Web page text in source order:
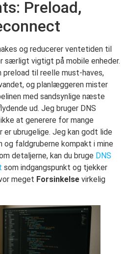
Preload,
og reducerer ventetiden til
særligt vigtigt på mobile enheder.
preload til reelle must-haves,
og planlæggeren mister
med sandsynlige næste
ud. Jeg bruger DNS
at generere for mange
ubrugelige. Jeg kan godt lide
og faldgruberne kompakt i mine
detaljerne, kan du bruge DNS
som indgangspunkt og tjekker
meget Forsinkelse virkelig